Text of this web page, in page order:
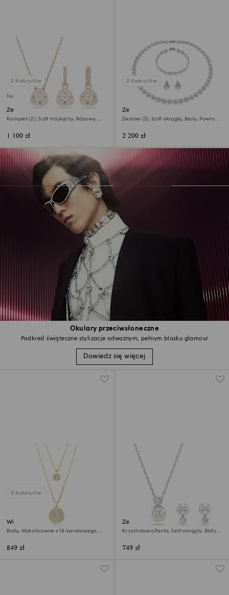
Okulary przeciwsłoneczne
Podkreśl świąteczne stylizacje odważnym, pełnym blasku glamour
Dowiedz się więcej
2 Kolory/ów
Nowość
Zestaw Una Angelic
Komplet (2), Szlif trójkątny, Różowy,
1 100 zł
2 Kolory/ów
Zestaw Una Angelic
Zestaw (3), Szlif okrągły, Biały, Powłoka
2 200 zł
3 Kolory/ów
Wisiorek warstwowy Sublima
Biały, Wykończenie z 18-karatowego
849 zł
Zestaw Matrix
Kryształowa Perła, Szlif okrągły, Biały,
749 zł